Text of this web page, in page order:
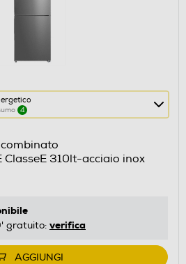
4
ClasseE 310lt-acciaio inox
gratuito: verifica
AGGIUNGI